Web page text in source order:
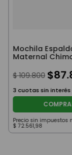
Mochila
Maternal
$ 109.800 $87.
3 cuotas sin interés
Precio sin impuestos
$ 72.561,98